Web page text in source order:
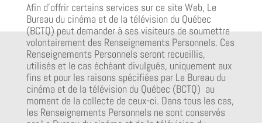
Afin d’offrir certains services sur ce site Web, Le
Bureau du cinéma et de la télévision du Québec
(BCTQ) peut demander à ses visiteurs de soumettre
volontairement des Renseignements Personnels. Ces
Renseignements Personnels seront recueillis,
utilisés et le cas échéant divulgués, uniquement aux
fins et pour les raisons spécifiées par Le Bureau du
cinéma et de la télévision du Québec (BCTQ) au
moment de la collecte de ceux-ci. Dans tous les cas,
les Renseignements Personnels ne sont conservés